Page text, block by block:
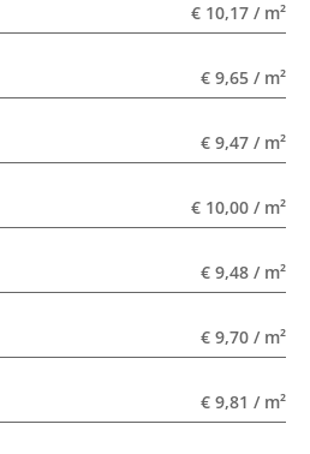
€ 10,17 / m²
€ 9,65 / m²
€ 9,47 / m²
€ 10,00 / m²
€ 9,48 / m²
€ 9,70 / m²
€ 9,81 / m²